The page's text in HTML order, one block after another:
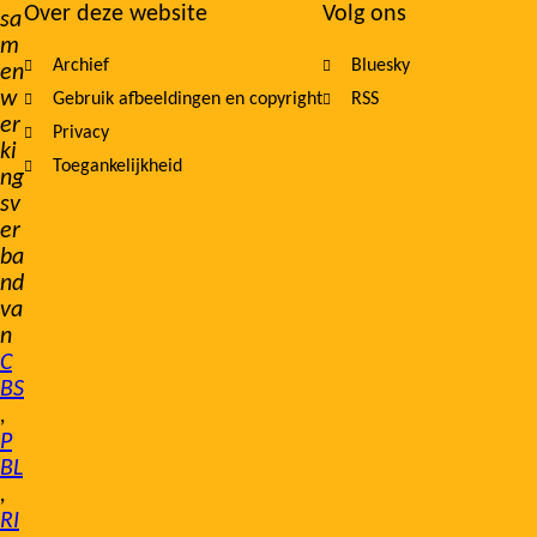
sa
m
en
w
er
ki
ng
sv
er
ba
nd
va
n
C
BS
,
P
BL
,
RI
Over deze website
Archief
Gebruik afbeeldingen en copyright
Privacy
Toegankelijkheid
Volg ons
Bluesky
RSS